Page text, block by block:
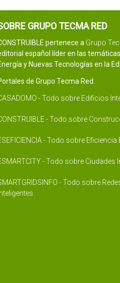
GRUPO TECMA RED
pertenece a Grupo
español líder en las
y Nuevas Tecnologías en la
de Grupo Tecma Red:
- Todo sobre Edificios
- Todo sobre
- Todo sobre Eficiencia
- Todo sobre Ciudades
- Todo sobre
Inteligentes